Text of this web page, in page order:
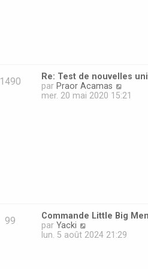
e
s
s
1490
Re: Test de nouvelles
par Praor Acamas
o
m
e
s
s
mer. 20 mai 2020 15:21
99
Commande Little Big Men
par Yacki
o
lun. 5 août 2024 21:29